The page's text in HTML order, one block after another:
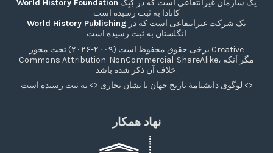
World History Foundation
کانادا به ثبت رسیده است
World History Publishing
انگلستان به ثبت رسیده است
برخی حقوق محفوظ است (۲۰۰۹-۲۰۲۶) تحت مجوز Creative
Commons Attribution-NonCommercial-ShareAlike، مگر آنکه
خلاف آن ذکر شده باشد.
لوگوی دانشنامۀ تاریخ جهان با نشان تجاری <> به ثبت رسیده است <>
نهاد همکار